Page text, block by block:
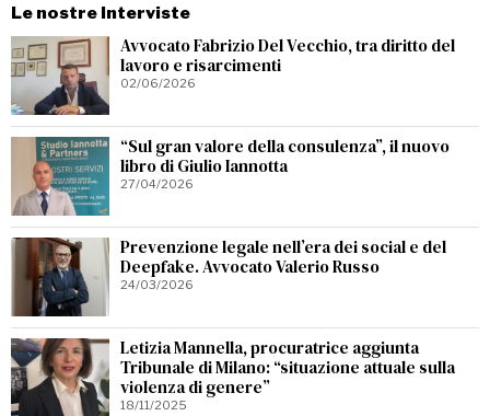
Le nostre Interviste
Avvocato Fabrizio Del Vecchio, tra diritto del
lavoro e risarcimenti
02/06/2026
“Sul gran valore della consulenza”, il nuovo
libro di Giulio Iannotta
27/04/2026
Prevenzione legale nell’era dei social e del
Deepfake. Avvocato Valerio Russo
24/03/2026
Letizia Mannella, procuratrice aggiunta
Tribunale di Milano: “situazione attuale sulla
violenza di genere”
18/11/2025